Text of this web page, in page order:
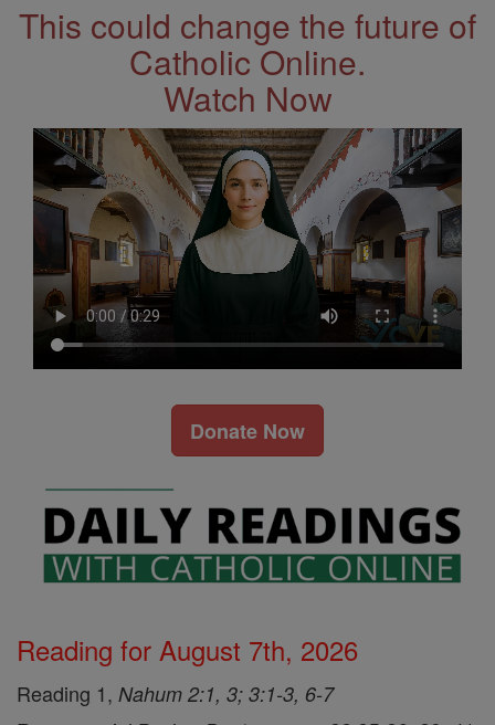
This could change the future of
Catholic Online.
Watch Now
Donate Now
Reading for August 7th, 2026
Reading 1, Nahum 2:1, 3; 3:1-3, 6-7